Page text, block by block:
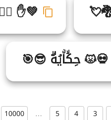
💚✋
💀😾 حِكۙاۨيُهۗ 😎🎯
3
4
5
…
10000